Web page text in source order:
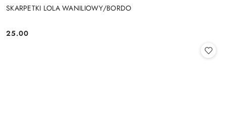
SKARPETKI LOLA WANILIOWY/BORDO
Cena:
25.00